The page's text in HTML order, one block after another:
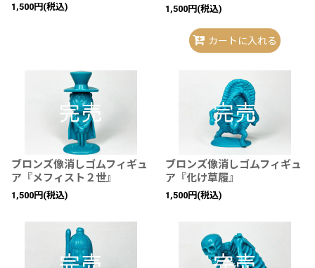
1,500円 (税込) 1,500円 (税込)
カートに入れる
ブロンズ像消しゴムフィギュ
ア『メフィスト２世』
1,500円 (税込)
ブロンズ像消しゴムフィギュ
ア『化け草履』
1,500円 (税込)